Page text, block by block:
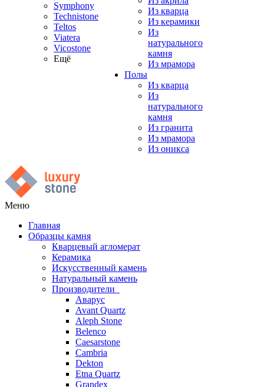
Symphony
Technistone
Teltos
Viatera
Vicostone
Ещё
Из кварца
Из керамики
Из
натурального
камня
Из мрамора
Полы
Из кварца
Из
натурального
камня
Из гранита
Из мрамора
Из оникса
Меню
Главная
Образцы камня
Кварцевый агломерат
Керамика
Искусственный камень
Натуральный камень
Производители
Аварус
Avant Quartz
Aleph Stone
Belenco
Caesarstone
Cambria
Dekton
Etna Quartz
Grandex